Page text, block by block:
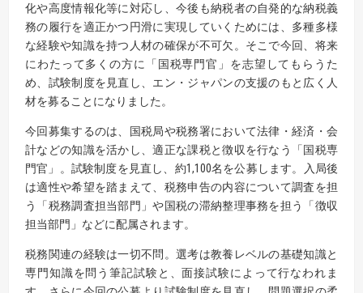
化や高度情報化等に対応し、今後も納税者の自発的な納税義
務の履行を適正かつ円滑に実現していくためには、多種多様
な経験や知識を持つ人材の確保が不可欠。そこで今回、将来
にわたって多くの方に「国税専門官」を志望してもらうた
め、試験制度を見直し、エン・ジャパンの支援のもと広く人
材を募ることになりました。
今回募集するのは、国税局や税務署において法律・経済・会
計などの知識を活かし、適正な課税と徴収を行なう「国税専
門官」。試験制度を見直し、約1,100名を公募します。入局後
は適性や希望を踏まえて、税務申告の内容について調査を担
う「税務調査担当部門」や国税の滞納整理事務を担う「徴収
担当部門」などに配属されます。
税務関連の経験は一切不問。選考は教養レベルの基礎知識と
専門知識を問う筆記試験と、面接試験によって行なわれま